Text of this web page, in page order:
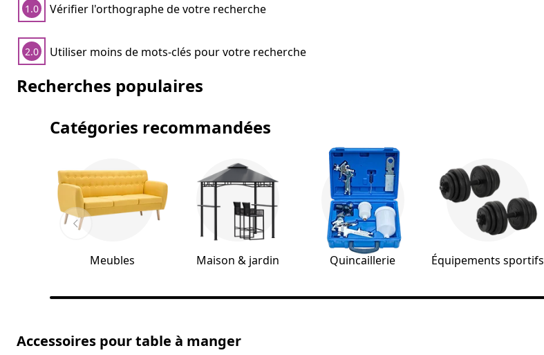
1.0 Vérifier l'orthographe de votre recherche
2.0 Utiliser moins de mots-clés pour votre recherche
Recherches populaires
Catégories recommandées
Meubles Maison & jardin Quincaillerie Équipements sportifs
Accessoires pour table à manger